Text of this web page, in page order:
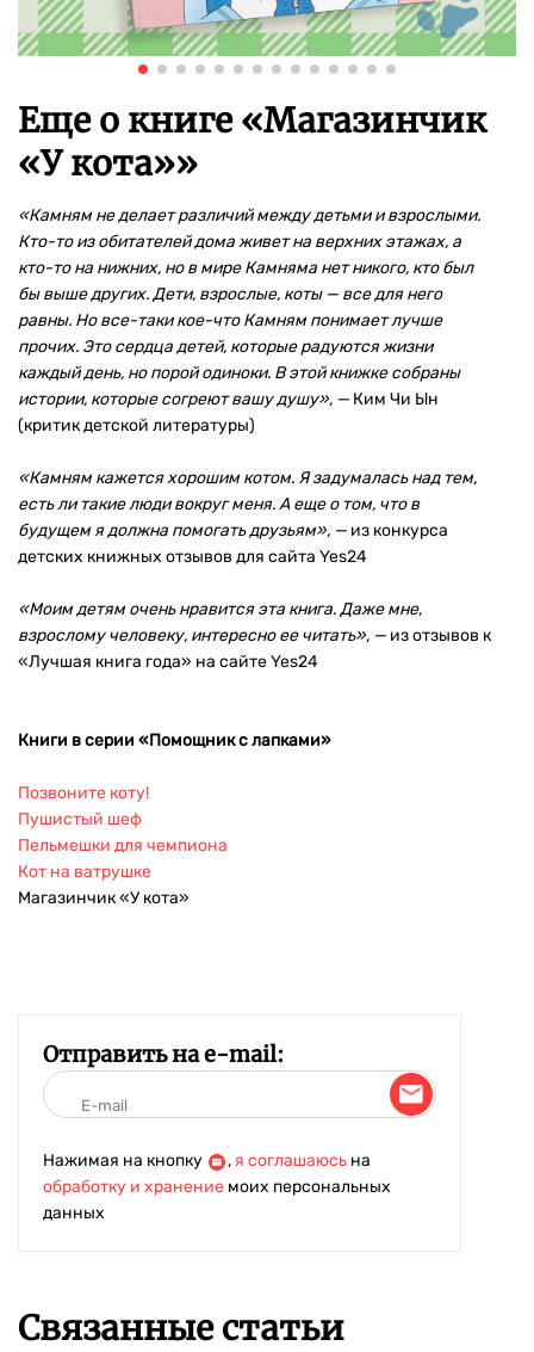
Еще о книге «Магазинчик
«У кота»»
«Камням не делает различий между детьми и взрослыми.
Кто-то из обитателей дома живет на верхних этажах, а
кто-то на нижних, но в мире Камняма нет никого, кто был
бы выше других. Дети, взрослые, коты — все для него
равны. Но все-таки кое-что Камням понимает лучше
прочих. Это сердца детей, которые радуются жизни
каждый день, но порой одиноки. В этой книжке собраны
истории, которые согреют вашу душу», — Ким Чи Ын
(критик детской литературы)
«Камням кажется хорошим котом. Я задумалась над тем,
есть ли такие люди вокруг меня. А еще о том, что в
будущем я должна помогать друзьям», — из конкурса
детских книжных отзывов для сайта Yes24
«Моим детям очень нравится эта книга. Даже мне,
взрослому человеку, интересно ее читать», — из отзывов к
«Лучшая книга года» на сайте Yes24
Книги в серии «Помощник с лапками»
Позвоните коту!
Пушистый шеф
Пельмешки для чемпиона
Кот на ватрушке
Магазинчик «У кота»
Отправить на e-mail:
Нажимая на кнопку , я соглашаюсь на
обработку и хранение моих персональных
данных
Связанные статьи